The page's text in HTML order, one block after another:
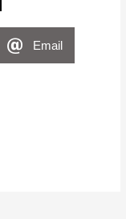
Email